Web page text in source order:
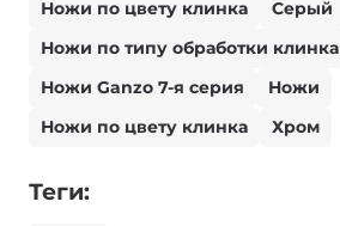
Ножи по цвету клинка
Серый
Ножи по типу обработки клинка
Ножи Ganzo 7-я серия
Ножи
Ножи по цвету клинка
Хром
Теги: